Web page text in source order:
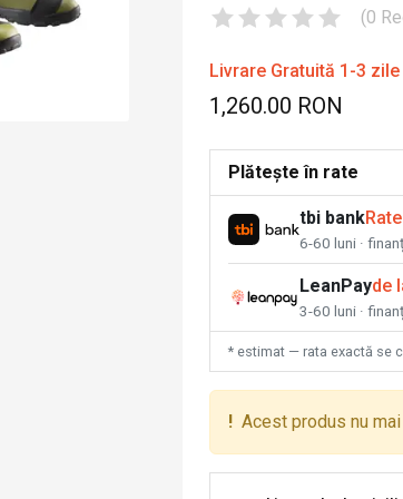
(0
Livrare Gratuită 1-3
1,260.00 RON
Plătește în rate
tbi bank
6-60 luni ·
LeanPayde
3-60 luni ·
* estimat — rata exactă se
! Acest produs nu